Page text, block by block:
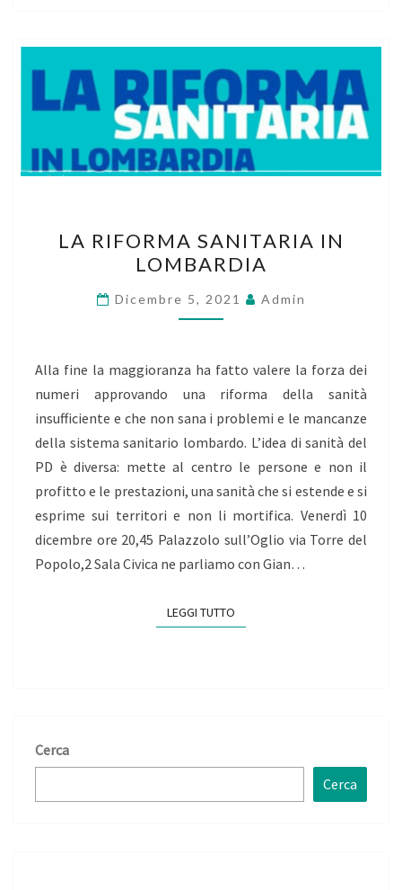
RIFORMA
SANITARIA
IN
LOMBARDIA
LA RIFORMA SANITARIA IN
LOMBARDIA
Dicembre 5, 2021 Admin
Alla fine la maggioranza ha fatto valere la forza dei
numeri approvando una riforma della sanità
insufficiente e che non sana i problemi e le mancanze
della sistema sanitario lombardo. L’idea di sanità del
PD è diversa: mette al centro le persone e non il
profitto e le prestazioni, una sanità che si estende e si
esprime sui territori e non li mortifica. Venerdì 10
dicembre ore 20,45 Palazzolo sull’Oglio via Torre del
Popolo,2 Sala Civica ne parliamo con Gian…
LEGGI TUTTO
Cerca
Cerca